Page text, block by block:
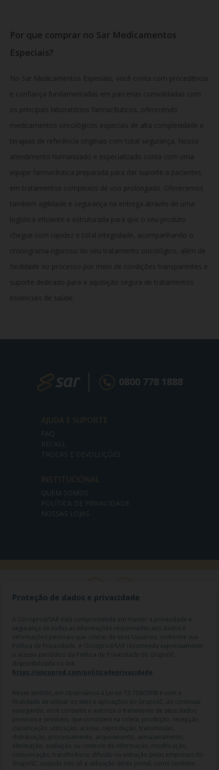
Por que comprar no Sar Medicamentos
Especiais?
No Sar Medicamentos Especiais, você conta com procedência
e confiança fundamentadas em parcerias consolidadas com
os principais laboratórios farmacêuticos, oferecendo
medicamentos oncológicos especiais de alta complexidade e
terapias de referência originais com total segurança. Nosso
atendimento humanizado e especializado conta com uma
equipe farmacêutica preparada para dar suporte a pacientes
em tratamentos complexos de uso prolongado. Oferecemos
também agilidade e segurança na entrega através de uma
logística eficiente e estruturada para que o seu produto
chegue com rapidez e total integridade, acompanhando o
cronograma rigoroso do seu tratamento oncológico, além de
facilidade no processo por meio de condições transparentes e
suporte dedicado para a aquisição segura de tratamentos
essenciais de saúde.
0800 778 1888
AJUDA E SUPORTE
FAQ
RECALL
TROCAS E DEVOLUÇÕES
INSTITUCIONAL
QUEM SOMOS
POLÍTICA DE PRIVACIDADE
NOSSAS LOJAS
RAZÃO SOCIAL: ONCO PROD DIST. DE PROD. HOSP. E ONCOL. LTDA |
04.307.650/0019-64 | IE: 119.242.793.110 | Endereço R: Olimpíadas, nº
100 2º andar CJ 21 22 - Vila Olímpia - SP | Cep: 04551-000 |
Farmacêutico responsável: Dra. Gislaine Lopes de Jesus - CRF/SP 47509
| AFE: 7.60997-7 | CMVS: 355030801-477-010609-1-0.
As informações contidas neste site não devem ser usadas para
automedicação e não substituem, em hipótese alguma, as orientações
dadas pelo profissional da área médica. Somente o médico está apto a
diagnosticar qualquer problema de saúde e prescrever o tratamento
Proteção de dados e privacidade
A Oncoprod/SAR está comprometida em manter a privacidade e
segurança de todas as informações relacionadas aos dados e
informações pessoais que coletar de seus Usuários, conforme sua
Política de Privacidade. A Oncoprod/SAR recomenda expressamente
o acesso periódico da Política de Privacidade do GrupoSC
disponibilizada no link:
https://oncoprod.com/politicadeprivacidade
Nesse sentido, em observância à Lei no 13.709/2008 e com a
finalidade de utilizar os sites e aplicações do GrupoSC, ao continuar
navegando, você consente e autoriza o tratamento de seus dados
pessoais e sensíveis, que consistem na coleta, produção, recepção,
classificação, utilização, acesso, reprodução, transmissão,
distribuição, processamento, arquivamento, armazenamento,
eliminação, avaliação ou controle da informação, modificação,
comunicação, transferência, difusão ou extração pelas empresas do
GrupoSC, visando não só a utilização deste portal, como também